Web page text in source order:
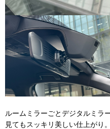
ルームミラーごとデジタルミラ
見てもスッキリ美しい仕上がり